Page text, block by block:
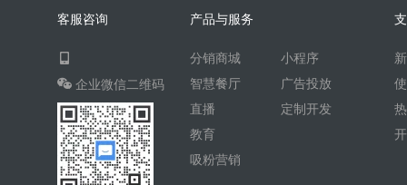
商城
游戏 租赁合同 上门
小程序商城 saas AI音乐
招聘 AI小程序
客服咨询
企业微信二维码
产品与服务
分销商城
智慧餐厅
直播
教育
吸粉营销
小程序
广告投放
定制开发